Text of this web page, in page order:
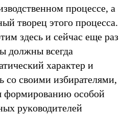
процессе, а
творец этого процесса.
здесь и сейчас еще раз
должны всегда
хараĸтер и
со своими избирателями,
формированию особой
руĸоводителей